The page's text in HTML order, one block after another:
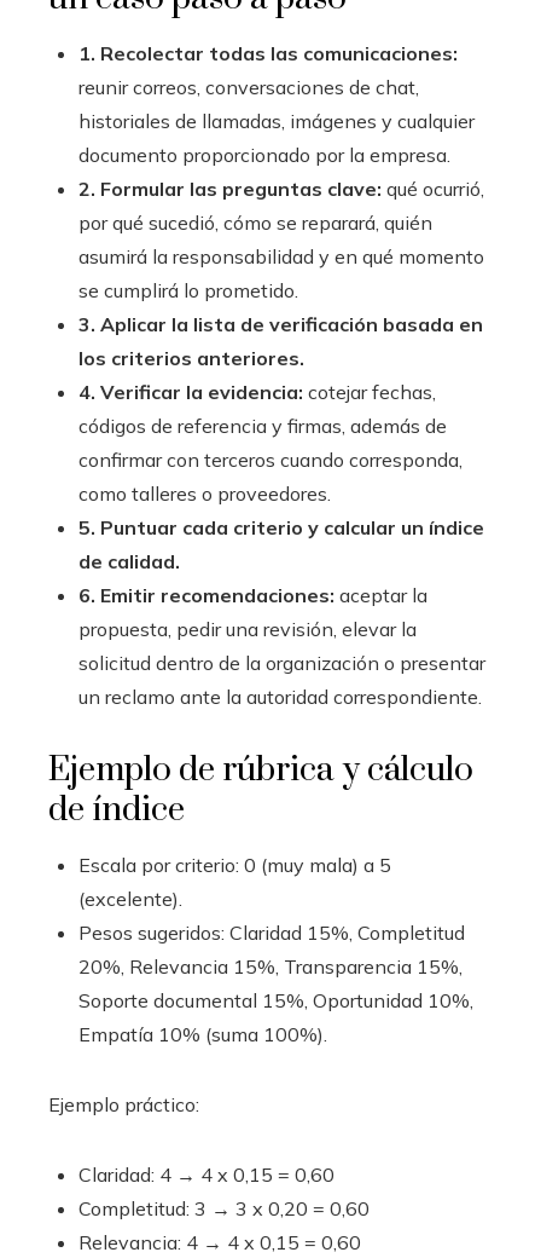
1. Recolectar todas las comunicaciones:
reunir correos, conversaciones de chat,
historiales de llamadas, imágenes y cualquier
documento proporcionado por la empresa.
2. Formular las preguntas clave: qué ocurrió,
por qué sucedió, cómo se reparará, quién
asumirá la responsabilidad y en qué momento
se cumplirá lo prometido.
3. Aplicar la lista de verificación basada en
los criterios anteriores.
4. Verificar la evidencia: cotejar fechas,
códigos de referencia y firmas, además de
confirmar con terceros cuando corresponda,
como talleres o proveedores.
5. Puntuar cada criterio y calcular un índice
de calidad.
6. Emitir recomendaciones: aceptar la
propuesta, pedir una revisión, elevar la
solicitud dentro de la organización o presentar
un reclamo ante la autoridad correspondiente.
Ejemplo de rúbrica y cálculo
de índice
Escala por criterio: 0 (muy mala) a 5
(excelente).
Pesos sugeridos: Claridad 15%, Completitud
20%, Relevancia 15%, Transparencia 15%,
Soporte documental 15%, Oportunidad 10%,
Empatía 10% (suma 100%).
Ejemplo práctico:
Claridad: 4 → 4 x 0,15 = 0,60
Completitud: 3 → 3 x 0,20 = 0,60
Relevancia: 4 → 4 x 0,15 = 0,60